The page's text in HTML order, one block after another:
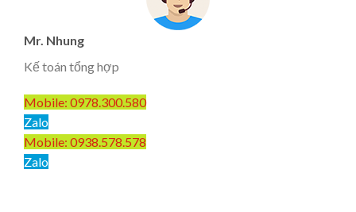
Mr. Nhung
Kế toán tổng hợp
Mobile: 0978.300.580
Zalo
Mobile: 0938.578.578
Zalo